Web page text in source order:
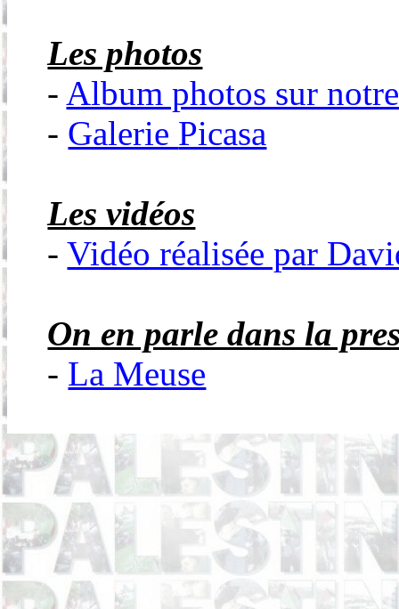
Les photos
- Album photos sur
- Galerie Picasa
Les vidéos
-Vidéo réalisée par
On en parle dans la
- La Meuse